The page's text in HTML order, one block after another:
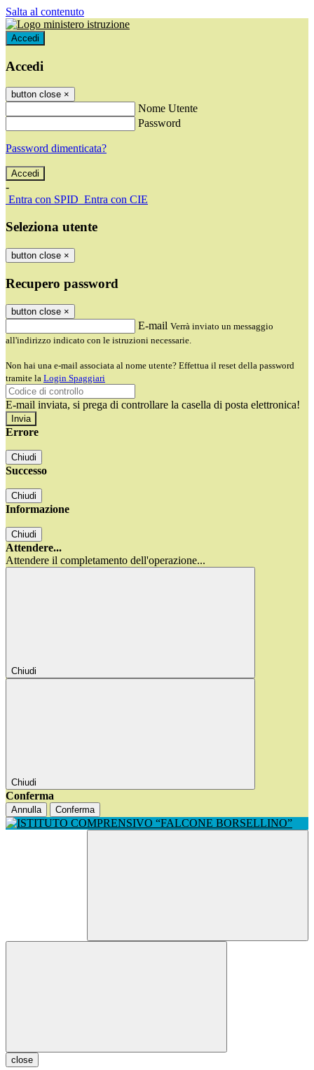
Salta al contenuto
Accedi
Accedi
button close ×
Nome Utente
Password
Password dimenticata?
-
Entra con SPID Entra con CIE
Seleziona utente
button close ×
Recupero password
button close ×
E-mail Verrà inviato un messaggio
all'indirizzo indicato con le istruzioni necessarie.
Non hai una e-mail associata al nome utente? Effettua il reset della password
tramite la Login Spaggiari
E-mail inviata, si prega di controllare la casella di posta elettronica!
Errore
Chiudi
Successo
Chiudi
Informazione
Chiudi
Attendere...
Attendere il completamento dell'operazione...
Chiudi
Chiudi
Conferma
Annulla Conferma
close